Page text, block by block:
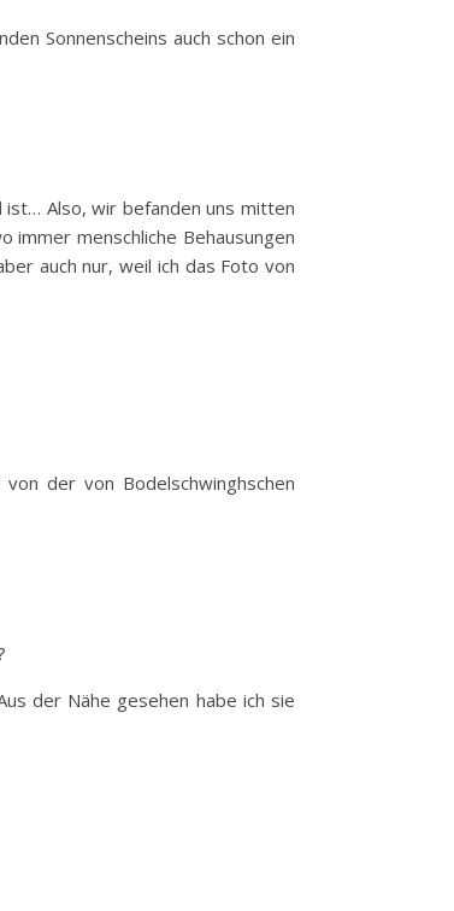
Sonnenscheins auch schon ein
ist… Also, wir befanden uns mitten
immer menschliche Behausungen
auch nur, weil ich das Foto von
der von Bodelschwinghschen
der Nähe gesehen habe ich sie